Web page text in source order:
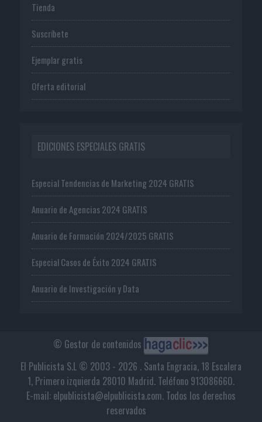
Tienda
Suscríbete
Ejemplar gratis
Oferta editorial
EDICIONES ESPECIALES GRATIS
Especial Tendencias de Marketing 2024 GRATIS
Anuario de Agencias 2024 GRATIS
Anuario de Formación 2024/2025 GRATIS
Especial Casos de Éxito 2024 GRATIS
Anuario de Investigación y Data
© Gestor de contenidos
El Publicista S.L © 2003 - 2026 . Santa Engracia, 18 Escalera
1, Primero izquierda 28010 Madrid. Teléfono 913086660.
E-mail: elpublicista@elpublicista.com. Todos los derechos
reservados